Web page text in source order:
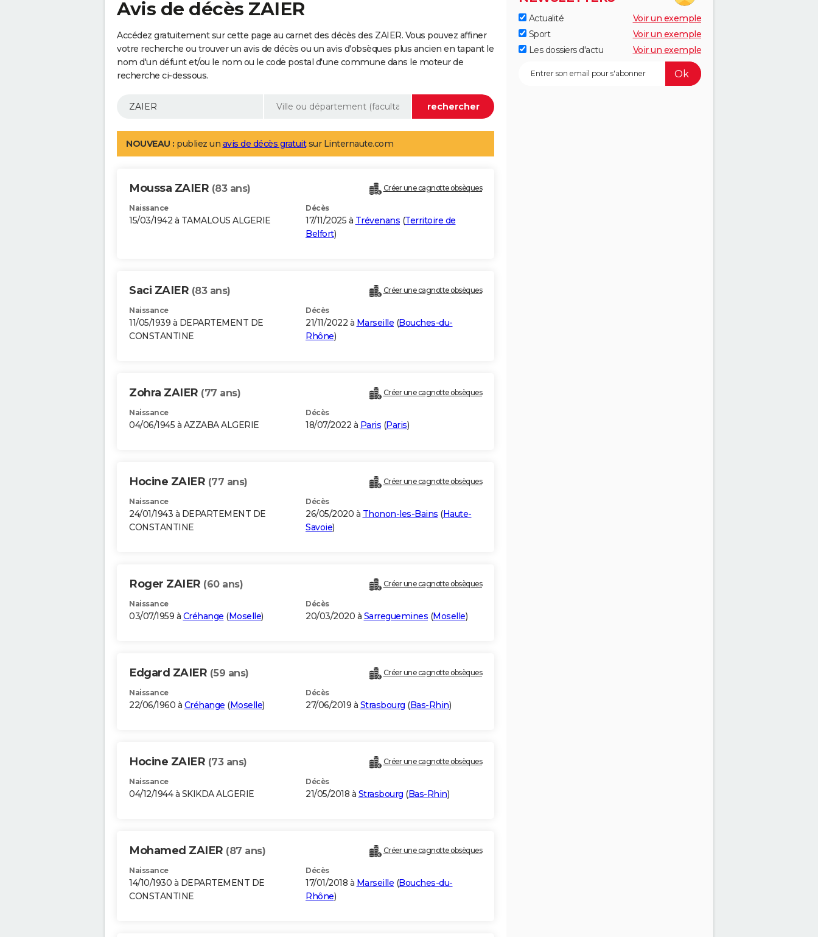
Avis de décès ZAIER
Accédez gratuitement sur cette page au carnet des décès des ZAIER. Vous pouvez affiner
votre recherche ou trouver un avis de décès ou un avis d'obsèques plus ancien en tapant le
nom d'un défunt et/ou le nom ou le code postal d'une commune dans le moteur de
recherche ci-dessous.
NOUVEAU : publiez un avis de décès gratuitsur Linternaute.com
Moussa ZAIER (83 ans) Créer une cagnotte obsèques
Naissance
15/03/1942 à TAMALOUS ALGERIE
Décès
17/11/2025 à Trévenans (Territoire de
Belfort)
Saci ZAIER (83 ans) Créer une cagnotte obsèques
Naissance
11/05/1939 à DEPARTEMENT DE
CONSTANTINE
Décès
21/11/2022 à Marseille (Bouches-du-
Rhône)
Zohra ZAIER (77 ans) Créer une cagnotte obsèques
Naissance
04/06/1945 à AZZABA ALGERIE
Décès
18/07/2022 à Paris (Paris)
Hocine ZAIER (77 ans) Créer une cagnotte obsèques
Naissance
24/01/1943 à DEPARTEMENT DE
CONSTANTINE
Décès
26/05/2020 à Thonon-les-Bains (Haute-
Savoie)
Roger ZAIER (60 ans) Créer une cagnotte obsèques
Naissance
03/07/1959 à Créhange (Moselle)
Décès
20/03/2020 à Sarreguemines (Moselle)
Edgard ZAIER (59 ans) Créer une cagnotte obsèques
Naissance
22/06/1960 à Créhange (Moselle)
Décès
27/06/2019 à Strasbourg (Bas-Rhin)
Hocine ZAIER (73 ans) Créer une cagnotte obsèques
Naissance
04/12/1944 à SKIKDA ALGERIE
Décès
21/05/2018 à Strasbourg (Bas-Rhin)
Mohamed ZAIER (87 ans) Créer une cagnotte obsèques
Naissance
14/10/1930 à DEPARTEMENT DE
CONSTANTINE
Décès
17/01/2018 à Marseille (Bouches-du-
Rhône)
Actualité
Voir un exemple
Sport
Voir un exemple
Les dossiers d'actu
Voir un exemple